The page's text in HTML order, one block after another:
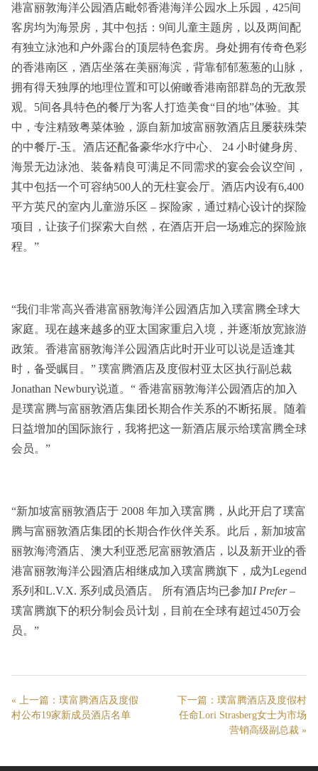
港富丽敦海洋公园酒店毗邻香港海洋公园水上乐园，425间
客房均为海景房，其中包括：9间儿童主题房，以及两间配
有独立泳池和户外露台的顶层特色套房。身处拥有传奇色彩
的香港南区，酒店坐落在美丽海滨，背靠郁郁葱葱的山脉，
拥有得天独厚的地理位置和可以俯瞰香港南部群岛的无敌景
观。5间各具特色的餐厅为客人打造美食“目的地”体验。其
中，专注精致粤菜体验，源自新加坡富丽敦酒店且屡获殊荣
的中餐厅-玉。酒店还配备豪华水疗中心、 24 小时健身房、
海景无边泳池、装备精良可满足不同需求的宴会会议空间，
其中包括一个可容纳500人的无柱宴会厅。酒店内设有6,400
平方英尺的室内儿童游乐区 – 探险家，通过精心设计的探险
项目，让孩子们探索大自然，在酒店开启一场难忘的探险旅
程。”
“我们非常高兴香港富丽敦海洋公园酒店加入璞富腾全球大
家庭。现在越来越多的亚太国家重启入境，并逐渐放宽旅游
政策。香港富丽敦海洋公园酒店此时开业可以说是适逢其
时，备受瞩目。” 璞富腾酒店及度假村亚太区执行副总裁
Jonathan Newbury说道。“ 香港富丽敦海洋公园酒店的加入
是璞富腾与富丽敦酒店集团长期合作关系的不断拓展。随着
日益增加的国际旅行，我将把这一新酒店展示给璞富腾全球
会员。”
“新加坡富丽敦酒店于 2008 年加入璞富腾，从此开启了璞富
腾与富丽敦酒店集团的长期合作伙伴关系。此后，新加坡富
丽敦海湾酒店、澳大利亚悉尼富丽敦酒店，以及新开业的香
港富丽敦海洋公园酒店相继成加入璞富腾旗下，成为Legend
系列和L.V.X. 系列成员酒店。 所有酒店均已参加I Prefer–
璞富腾旗下的积分制会员计划，目前在全球有超过450万会
员。”
« 上一篇： 璞富腾酒店及度假
村公布19家新成员酒店名单
下一篇： 璞富腾酒店及度假村
任命Lori Strasberg女士为市场
营销高级副总裁 »